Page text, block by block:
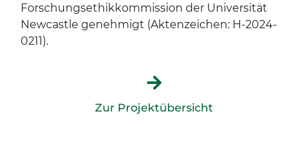
Forschungsethikkommission der Universität
Newcastle genehmigt (Aktenzeichen: H-2024-
0211).
Zur Projektübersicht